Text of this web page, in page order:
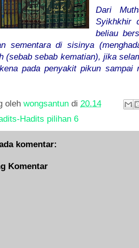
Dari
Syikhkhir
beliau
sementara di sisinya
(sebab sebab kematian), jika
pada penyakit pikun sampai
oleh wongsantun di 20.14
Hadits pilihan 6
komentar:
Komentar